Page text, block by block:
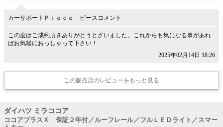
カーサポートＰｉｅｃｅ ピースコメント
この度はご成約頂きありがとうとざいました。これからも気になる事があれ
ばお気軽におっしゃって下さい！
2025年02月14日 18:26
この販売店のレビューをもっと見る
ダイハツ ミラココア
ココアプラスＸ 保証２年付／ルーフレール／フルＬＥＤライト／スマー